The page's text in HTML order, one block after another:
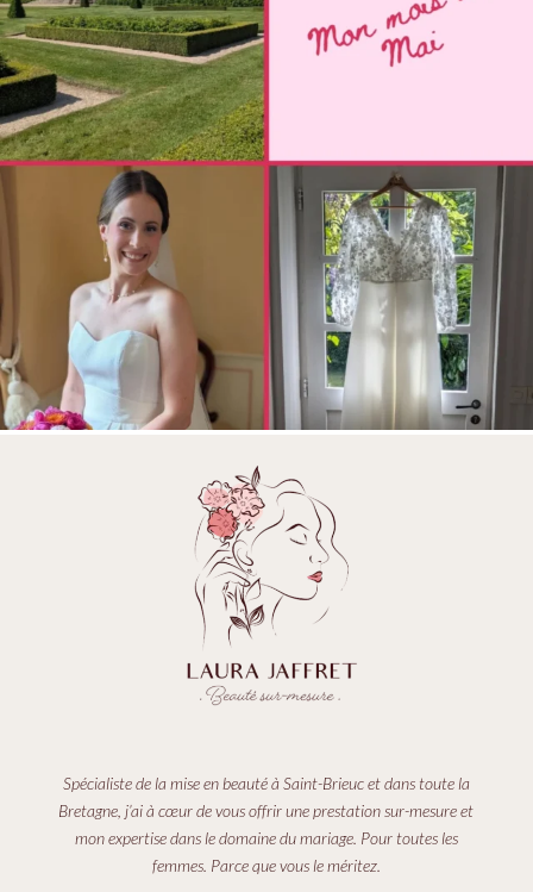
Spécialiste de la mise en beauté à Saint-Brieuc et dans toute la
Bretagne, j’ai à cœur de vous offrir une prestation sur-mesure et
mon expertise dans le domaine du mariage. Pour toutes les
femmes. Parce que vous le méritez.